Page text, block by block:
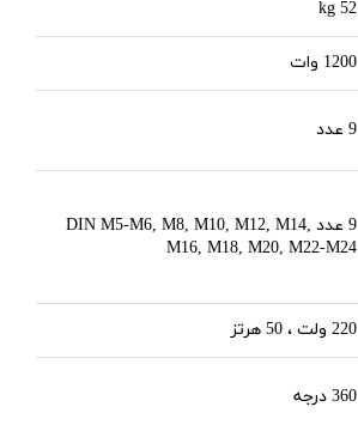
52 kg
1200 وات
9 عدد
9 عدد DIN M5-M6, M8, M10, M12, M14,
M16, M18, M20, M22-M24
220 ولت ، 50 هرتز
360 درجه